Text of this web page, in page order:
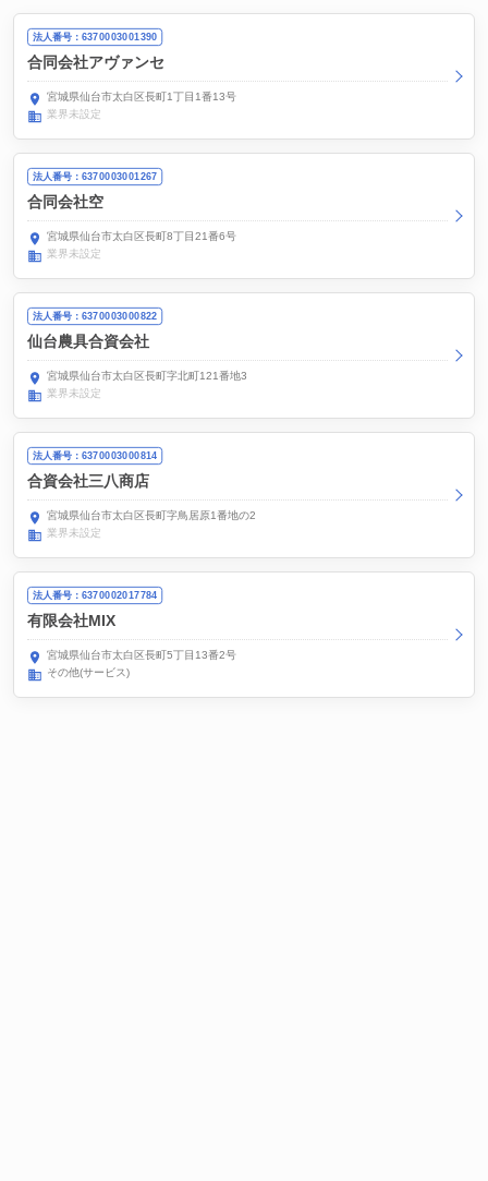
法人番号：6370003001390
合同会社アヴァンセ
宮城県仙台市太白区長町1丁目1番13号
業界未設定
法人番号：6370003001267
合同会社空
宮城県仙台市太白区長町8丁目21番6号
業界未設定
法人番号：6370003000822
仙台農具合資会社
宮城県仙台市太白区長町字北町121番地3
業界未設定
法人番号：6370003000814
合資会社三八商店
宮城県仙台市太白区長町字鳥居原1番地の2
業界未設定
法人番号：6370002017784
有限会社MIX
宮城県仙台市太白区長町5丁目13番2号
その他(サービス)